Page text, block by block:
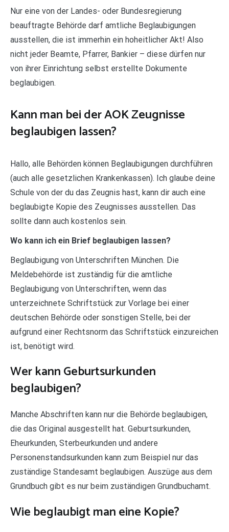
Nur eine von der Landes- oder Bundesregierung
beauftragte Behörde darf amtliche Beglaubigungen
ausstellen, die ist immerhin ein hoheitlicher Akt! Also
nicht jeder Beamte, Pfarrer, Bankier – diese dürfen nur
von ihrer Einrichtung selbst erstellte Dokumente
beglaubigen.
Kann man bei der AOK Zeugnisse
beglaubigen lassen?
Hallo, alle Behörden können Beglaubigungen durchführen
(auch alle gesetzlichen Krankenkassen). Ich glaube deine
Schule von der du das Zeugnis hast, kann dir auch eine
beglaubigte Kopie des Zeugnisses ausstellen. Das
sollte dann auch kostenlos sein.
Wo kann ich ein Brief beglaubigen lassen?
Beglaubigung von Unterschriften München. Die
Meldebehörde ist zuständig für die amtliche
Beglaubigung von Unterschriften, wenn das
unterzeichnete Schriftstück zur Vorlage bei einer
deutschen Behörde oder sonstigen Stelle, bei der
aufgrund einer Rechtsnorm das Schriftstück einzureichen
ist, benötigt wird.
Wer kann Geburtsurkunden
beglaubigen?
Manche Abschriften kann nur die Behörde beglaubigen,
die das Original ausgestellt hat. Geburtsurkunden,
Eheurkunden, Sterbeurkunden und andere
Personenstandsurkunden kann zum Beispiel nur das
zuständige Standesamt beglaubigen. Auszüge aus dem
Grundbuch gibt es nur beim zuständigen Grundbuchamt.
Wie beglaubigt man eine Kopie?